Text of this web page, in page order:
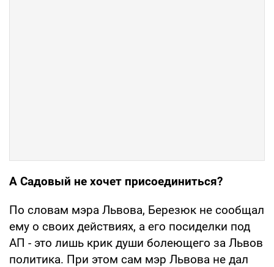
А Садовый не хочет присоединиться?
По словам мэра Львова, Березюк не сообщал
ему о своих действиях, а его посиделки под
АП - это лишь крик души болеющего за Львов
политика. При этом сам мэр Львова не дал